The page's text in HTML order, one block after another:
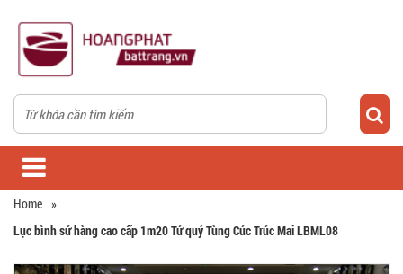
Home »
Lục bình sứ hàng cao cấp 1m20 Tứ quý Tùng Cúc Trúc Mai LBML08